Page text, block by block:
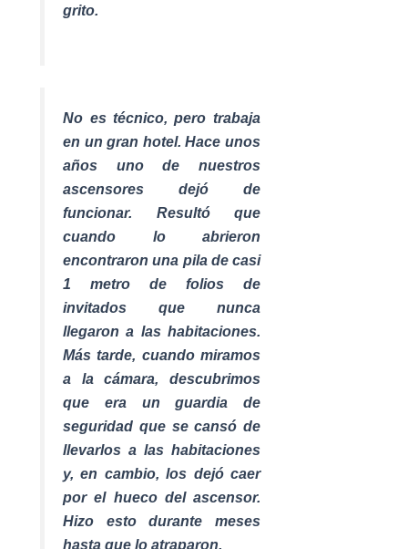
grito.
No es técnico, pero trabaja
en un gran hotel. Hace unos
años uno de nuestros
ascensores dejó de
funcionar. Resultó que
cuando lo abrieron
encontraron una pila de casi
1 metro de folios de
invitados que nunca
llegaron a las habitaciones.
Más tarde, cuando miramos
a la cámara, descubrimos
que era un guardia de
seguridad que se cansó de
llevarlos a las habitaciones
y, en cambio, los dejó caer
por el hueco del ascensor.
Hizo esto durante meses
hasta que lo atraparon.